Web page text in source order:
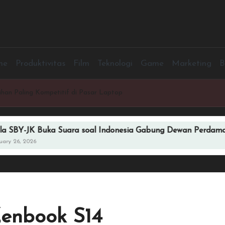
Produktivitas Film Teknologi Game Marketing
Paling Kompetitif di Pasar Laptop
Suara soal Indonesia Gabung Dewan Perdamaian
S14